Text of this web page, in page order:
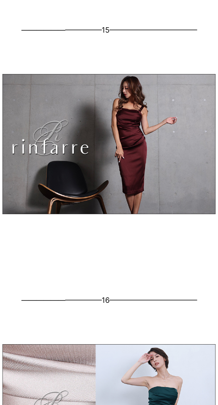
———————————15————————————
———————————16————————————